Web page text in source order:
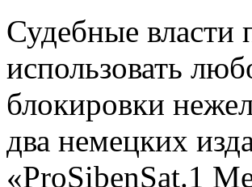
Судебные власти
использовать
блокировки
два немецких
«ProSibenSat.1